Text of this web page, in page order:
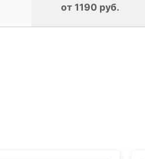
от 1190 руб.